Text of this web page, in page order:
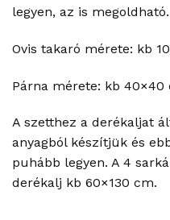
legyen, az is megoldható.
Ovis takaró mérete: kb
Párna mérete: kb 40×40
A szetthez a derékaljat
anyagból készítjük és
puhább legyen. A 4
derékalj kb 60×130 cm.